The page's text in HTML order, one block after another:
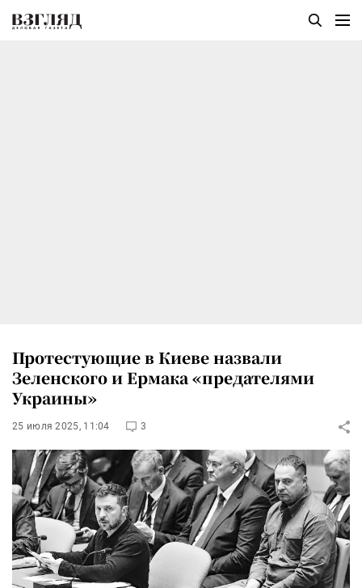
Протестующие в Киеве назвали
Зеленского и Ермака «предателями
Украины»
25 июля 2025, 11:04 3